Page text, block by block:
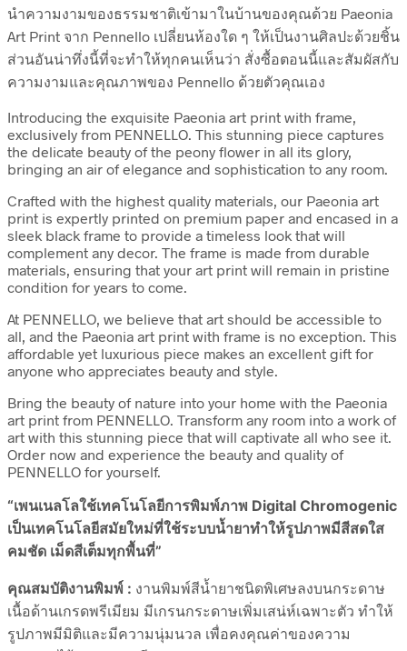
นำความงามของธรรมชาติเข้ามาในบ้านของคุณด้วย Paeonia
Art Print จาก Pennello เปลี่ยนห้องใด ๆ ให้เป็นงานศิลปะด้วยชิ้น
ส่วนอันน่าทึ่งนี้ที่จะทำให้ทุกคนเห็นว่า สั่งซื้อตอนนี้และสัมผัสกับ
ความงามและคุณภาพของ Pennello ด้วยตัวคุณเอง
Introducing the exquisite Paeonia art print with frame,
exclusively from PENNELLO. This stunning piece captures
the delicate beauty of the peony flower in all its glory,
bringing an air of elegance and sophistication to any room.
Crafted with the highest quality materials, our Paeonia art
print is expertly printed on premium paper and encased in a
sleek black frame to provide a timeless look that will
complement any decor. The frame is made from durable
materials, ensuring that your art print will remain in pristine
condition for years to come.
At PENNELLO, we believe that art should be accessible to
all, and the Paeonia art print with frame is no exception. This
affordable yet luxurious piece makes an excellent gift for
anyone who appreciates beauty and style.
Bring the beauty of nature into your home with the Paeonia
art print from PENNELLO. Transform any room into a work of
art with this stunning piece that will captivate all who see it.
Order now and experience the beauty and quality of
PENNELLO for yourself.
“เพนเนลโลใช้เทคโนโลยีการพิมพ์ภาพ Digital Chromogenic
เป็นเทคโนโลยีสมัยใหม่ที่ใช้ระบบน้ำยาทำให้รูปภาพมีสีสดใส
คมชัด เม็ดสีเต็มทุกพื้นที่”
คุณสมบัติงานพิมพ์ : งานพิมพ์สีน้ำยาชนิดพิเศษลงบนกระดาษ
เนื้อด้านเกรดพรีเมียม มีเกรนกระดาษเพิ่มเสน่ห์เฉพาะตัว ทำให้
รูปภาพมีมิติและมีความนุ่มนวล เพื่อคงคุณค่าของความ